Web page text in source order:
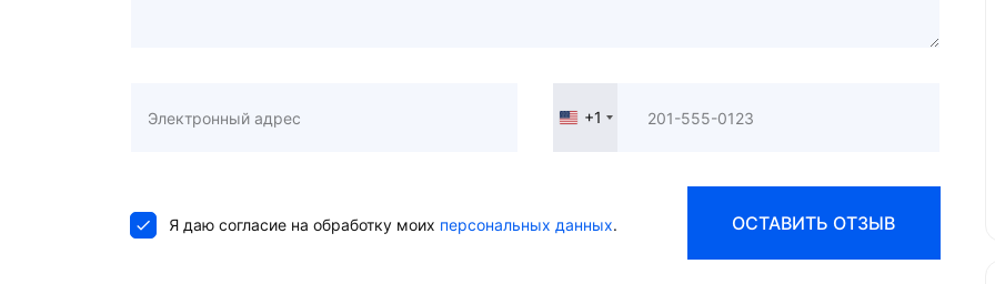
United
+1
Я даю согласие на обработку моих персональных данных. ОСТАВИТЬ ОТЗЫВ